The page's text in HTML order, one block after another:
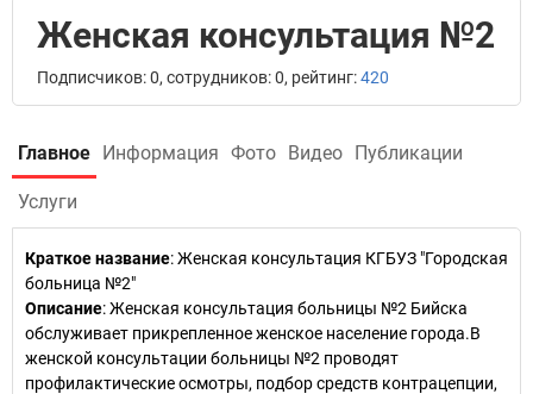
Женская консультация №2
Подписчиков: 0, сотрудников: 0, рейтинг:420
Главное Информация Фото Видео Публикации
Услуги
Краткое название:Женская консультация КГБУЗ "Городская
больница №2"
Описание: Женская консультация больницы №2 Бийска
обслуживает прикрепленное женское население города.В
женской консультации больницы №2 проводят
профилактические осмотры, подбор средств контрацепции,